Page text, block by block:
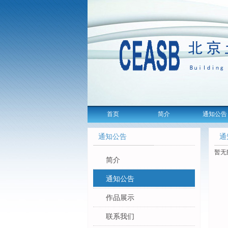
首页 简介 通知公告
通知公告
简介
通知公告
作品展示
联系我们
通
暂无